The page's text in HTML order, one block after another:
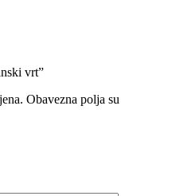
vrt”
Obavezna polja su